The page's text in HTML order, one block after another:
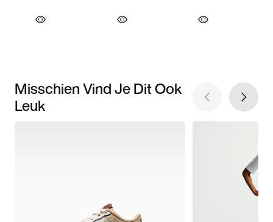
Misschien Vind Je Dit Ook
Leuk